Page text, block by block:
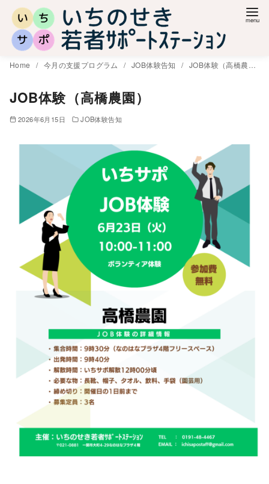
Home 今月の支援プログラム JOB体験告知 JOB体験（高橋農園）
JOB体験（高橋農園）
2026年6月15日 JOB体験告知